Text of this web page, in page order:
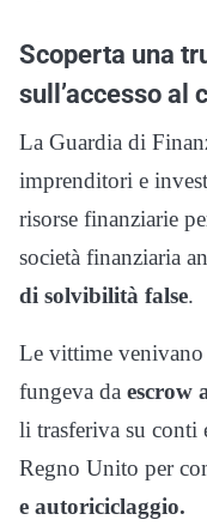
Scoperta una
sull’accesso al
La Guardia di
imprenditori e
risorse finanziarie
società finanziaria
di solvibilità false.
Le vittime venivano
fungeva da escrow
li trasferiva su conti
Regno Unito per
e autoriciclaggio.